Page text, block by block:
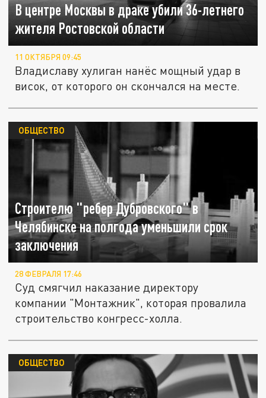
В центре Москвы в драке убили 36-летнего
жителя Ростовской области
11 ОКТЯБРЯ 09:45
Владиславу хулиган нанёс мощный удар в
висок, от которого он скончался на месте.
Строителю "ребер Дубровского" в
Челябинске на полгода уменьшили срок
заключения
ОБЩЕСТВО
28 ФЕВРАЛЯ 17:46
Суд смягчил наказание директору
компании "Монтажник", которая провалила
строительство конгресс-холла.
ОБЩЕСТВО